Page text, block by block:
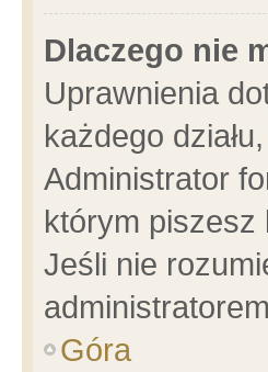
Dlaczego nie
Uprawnienia
każdego
Administrator
którym piszesz
Jeśli nie
Góra